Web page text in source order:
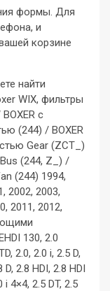
формы. Для
и
корзине
найти
WIX, фильтры
c
(244) / BOXER
Gear (ZCT_)
(244, Z_) /
(244) 1994,
2002, 2003,
2011, 2012,
130, 2.0
2.0, 2.0 i, 2.5 D,
2.8 HDI, 2.8 HDI
4×4, 2.5 DT, 2.5